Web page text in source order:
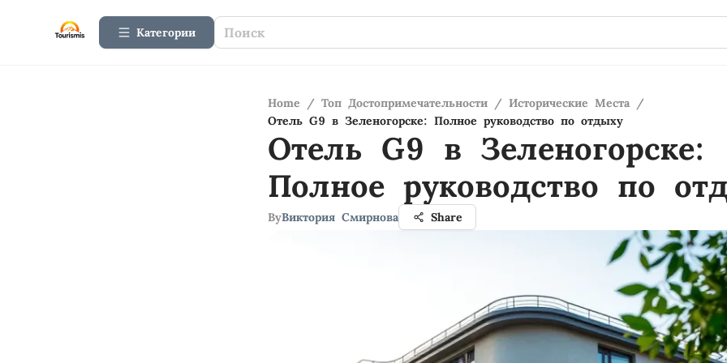
Категории
Home / Топ Достопримечательности / Исторические Места /
Отель G9 в Зеленогорске: Полное руководство по отдыху
Отель G9 в Зеленогорске:
Полное руководство по
ByВиктория Смирнова Share